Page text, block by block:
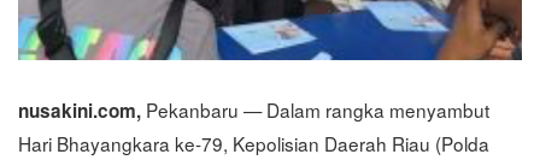
nusakini.com, Pekanbaru — Dalam rangka menyambut
Hari Bhayangkara ke-79, Kepolisian Daerah Riau (Polda